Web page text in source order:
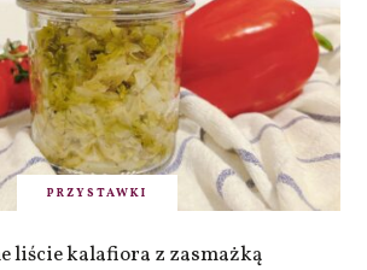
PRZYSTAWKI
liście kalafiora z zasmażką